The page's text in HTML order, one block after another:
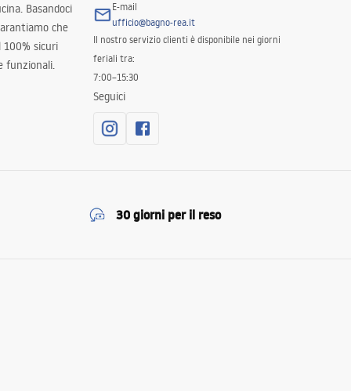
Basandoci
che
sicuri
funzionali.
E-mail
ufficio@bagno-rea.it
Il nostro servizio clienti è disponibile nei giorni
feriali tra:
7:00–15:30
Seguici
30 giorni per il reso